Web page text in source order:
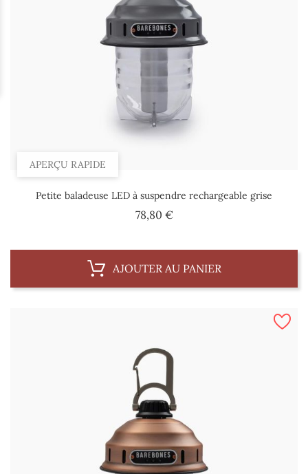
APERÇU RAPIDE
Petite baladeuse LED à suspendre rechargeable grise
78,80 €Prix
AJOUTER AU PANIER